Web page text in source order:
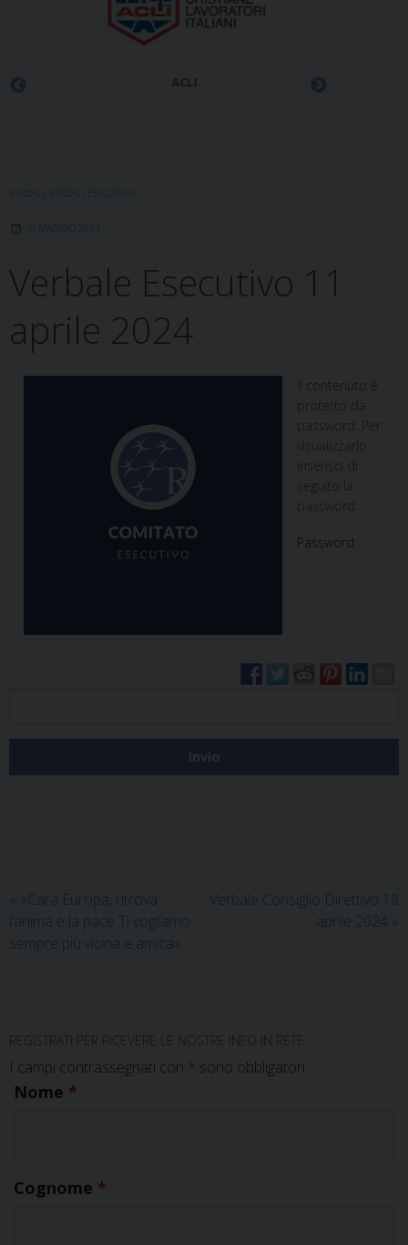
ACLI
VERBALI VERBALI ESECUTIVO
10 MAGGIO 2024
Verbale Esecutivo 11
aprile 2024
Il contenuto è
protetto da
password. Per
visualizzarlo
inserisci di
seguito la
password:
Password:
« «Cara Europa, ritrova
l’anima e la pace Ti vogliamo
sempre più vicina e amica»
Verbale Consiglio Direttivo 18
aprile 2024 »
REGISTRATI PER RICEVERE LE NOSTRE INFO IN RETE
I campi contrassegnati con * sono obbligatori.
Nome *
Cognome *